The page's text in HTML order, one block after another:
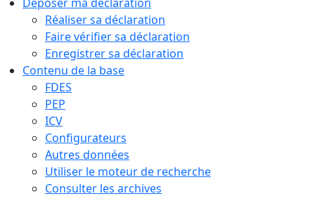
Réaliser sa déclaration
Faire vérifier sa déclaration
Enregistrer sa déclaration
Contenu de la base
FDES
PEP
ICV
Configurateurs
Autres données
Utiliser le moteur de recherche
Consulter les archives